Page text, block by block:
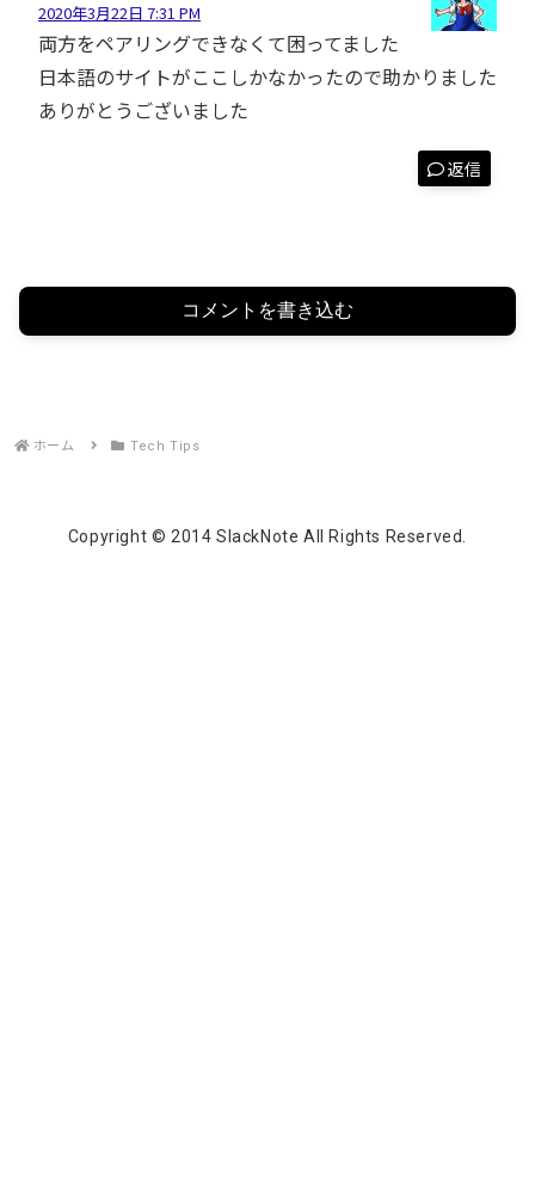
2020年3月22日 7:31 PM
両方をペアリングできなくて困ってました
日本語のサイトがここしかなかったので助かりました
ありがとうございました
返信
コメントを書き込む
ホーム Tech Tips
Copyright © 2014 SlackNote All Rights Reserved.